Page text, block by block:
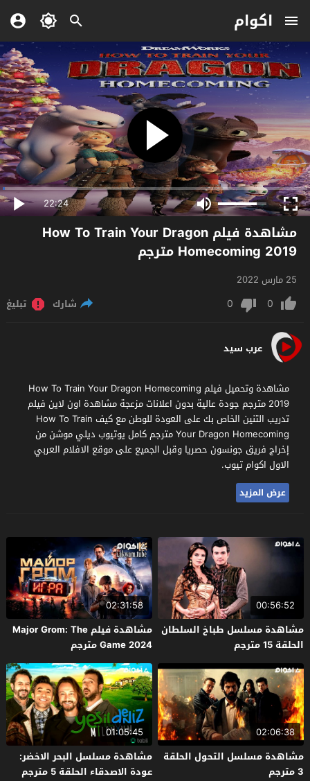
اكوام
22:24
مشاهدة فيلم How To Train Your Dragon
Homecoming 2019 مترجم
25 مارس 2022
0
0 شارك تبليغ
عرب سيد
مشاهدة وتحميل فيلم How To Train Your Dragon Homecoming
2019 مترجم جودة عالية بدون اعلانات مزعجة مشاهدة اون لاين فيلم
تدريب التنين الخاص بك على العودة للوطن مع كيف How To Train
Your Dragon Homecoming مترجم كامل يوتيوب ديلي موشن من
إخراج فريق جونسون حصريا وقبل الجميع على موقع الافلام العربي
الاول اكوام تيوب.
عرض المزيد
00:56:52
مشاهدة مسلسل طباخ السلطان
الحلقة 15 مترجم
02:31:58
مشاهدة فيلم Major Grom: The
Game 2024 مترجم
02:06:38
مشاهدة مسلسل التحول الحلقة
3 مترجم
01:05:45
مشاهدة مسلسل البحر الاخضر:
عودة الاصدقاء الحلقة 5 مترجم